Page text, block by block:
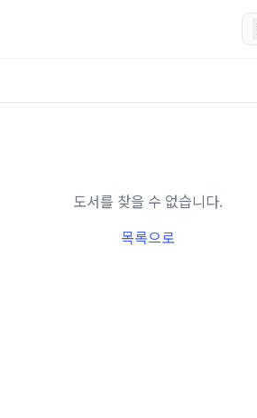
도서를 찾을 수 없습니다.
목록으로